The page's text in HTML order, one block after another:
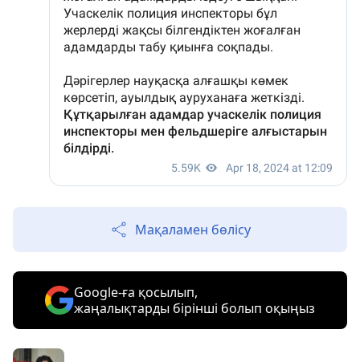
Мақаламен бөлісу
Google-ға қосылып,
жаңалықтарды бірінші болып оқыңыз